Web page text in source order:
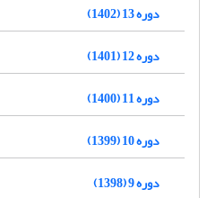
دوره 13 (1402)
دوره 12 (1401)
دوره 11 (1400)
دوره 10 (1399)
دوره 9 (1398)